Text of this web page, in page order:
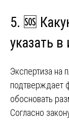
5. 🆘
указать
Экспертиза на
подтверждает
обосновать
Согласно